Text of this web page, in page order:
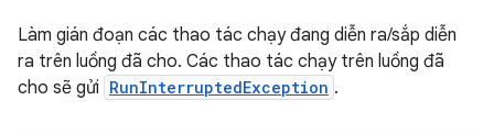
Làm gián đoạn các thao tác chạy đang diễn ra/sắp diễn
ra trên luồng đã cho. Các thao tác chạy trên luồng đã
cho sẽ gửi RunInterruptedException .